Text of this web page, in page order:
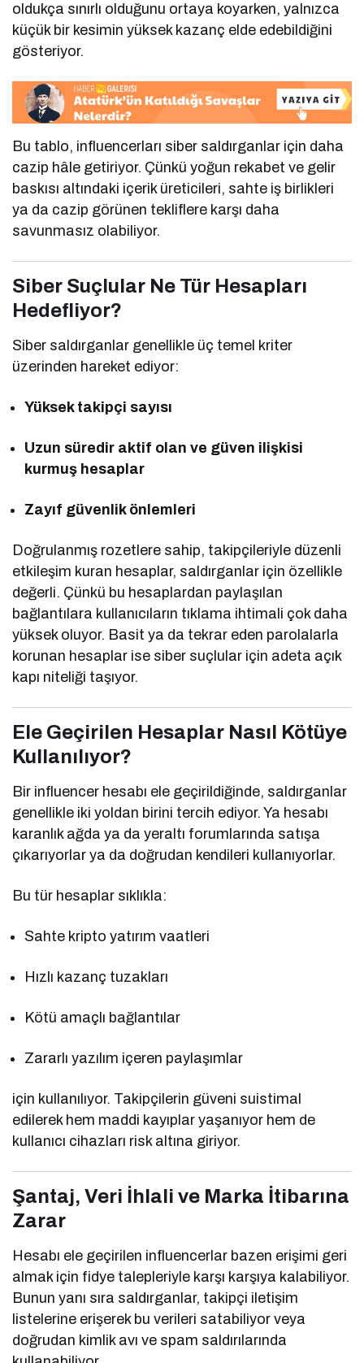
oldukça sınırlı olduğunu ortaya koyarken, yalnızca
küçük bir kesimin yüksek kazanç elde edebildiğini
gösteriyor.
Bu tablo, influencerları siber saldırganlar için daha
cazip hâle getiriyor. Çünkü yoğun rekabet ve gelir
baskısı altındaki içerik üreticileri, sahte iş birlikleri
ya da cazip görünen tekliflere karşı daha
savunmasız olabiliyor.
Siber Suçlular Ne Tür Hesapları
Hedefliyor?
Siber saldırganlar genellikle üç temel kriter
üzerinden hareket ediyor:
Yüksek takipçi sayısı
Uzun süredir aktif olan ve güven ilişkisi
kurmuş hesaplar
Zayıf güvenlik önlemleri
Doğrulanmış rozetlere sahip, takipçileriyle düzenli
etkileşim kuran hesaplar, saldırganlar için özellikle
değerli. Çünkü bu hesaplardan paylaşılan
bağlantılara kullanıcıların tıklama ihtimali çok daha
yüksek oluyor. Basit ya da tekrar eden parolalarla
korunan hesaplar ise siber suçlular için adeta açık
kapı niteliği taşıyor.
Ele Geçirilen Hesaplar Nasıl Kötüye
Kullanılıyor?
Bir influencer hesabı ele geçirildiğinde, saldırganlar
genellikle iki yoldan birini tercih ediyor. Ya hesabı
karanlık ağda ya da yeraltı forumlarında satışa
çıkarıyorlar ya da doğrudan kendileri kullanıyorlar.
Bu tür hesaplar sıklıkla:
Sahte kripto yatırım vaatleri
Hızlı kazanç tuzakları
Kötü amaçlı bağlantılar
Zararlı yazılım içeren paylaşımlar
için kullanılıyor. Takipçilerin güveni suistimal
edilerek hem maddi kayıplar yaşanıyor hem de
kullanıcı cihazları risk altına giriyor.
Şantaj, Veri İhlali ve Marka İtibarına
Zarar
Hesabı ele geçirilen influencerlar bazen erişimi geri
almak için fidye talepleriyle karşı karşıya kalabiliyor.
Bunun yanı sıra saldırganlar, takipçi iletişim
listelerine erişerek bu verileri satabiliyor veya
doğrudan kimlik avı ve spam saldırılarında